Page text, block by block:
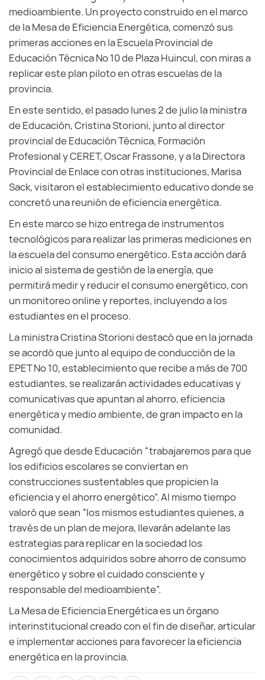
medioambiente. Un proyecto construido en el marco
de la Mesa de Eficiencia Energética, comenzó sus
primeras acciones en la Escuela Provincial de
Educación Técnica Nº 10 de Plaza Huincul, con miras a
replicar este plan piloto en otras escuelas de la
provincia.
En este sentido, el pasado lunes 2 de julio la ministra
de Educación, Cristina Storioni, junto al director
provincial de Educación Técnica, Formación
Profesional y CERET, Oscar Frassone, y a la Directora
Provincial de Enlace con otras instituciones, Marisa
Sack, visitaron el establecimiento educativo donde se
concretó una reunión de eficiencia energética.
En este marco se hizo entrega de instrumentos
tecnológicos para realizar las primeras mediciones en
la escuela del consumo energético. Esta acción dará
inicio al sistema de gestión de la energía, que
permitirá medir y reducir el consumo energético, con
un monitoreo online y reportes, incluyendo a los
estudiantes en el proceso.
La ministra Cristina Storioni destacó que en la jornada
se acordó que junto al equipo de conducción de la
EPET Nº 10, establecimiento que recibe a más de 700
estudiantes, se realizarán actividades educativas y
comunicativas que apuntan al ahorro, eficiencia
energética y medio ambiente, de gran impacto en la
comunidad.
Agregó que desde Educación “trabajaremos para que
los edificios escolares se conviertan en
construcciones sustentables que propicien la
eficiencia y el ahorro energético”. Al mismo tiempo
valoró que sean “los mismos estudiantes quienes, a
través de un plan de mejora, llevarán adelante las
estrategias para replicar en la sociedad los
conocimientos adquiridos sobre ahorro de consumo
energético y sobre el cuidado consciente y
responsable del medioambiente”.
La Mesa de Eficiencia Energética es un órgano
interinstitucional creado con el fin de diseñar, articular
e implementar acciones para favorecer la eficiencia
energética en la provincia.